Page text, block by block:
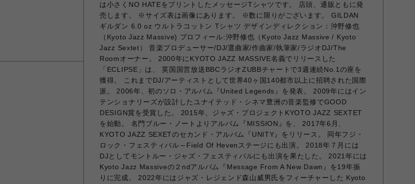
は小さくNO HATEをプリントしたメッセージTシャツです。 店頭、通販ともに発
売します。 ※サイズ表は画像にあります。 ※数に限りがございます。 GILDAN
ギルダン 6.0 oz ウルトラコットン Tシャツ デザインディレクション：沖野修也
（Kyoto Jazz Massive) プロフィール:沖野修也（Kyoto Jazz Massive / Kyoto
Jazz Sextet） 音楽プロデューサー/DJ/選曲家/作曲家/執筆家/ラジオDJ/The
Roomオーナー。 2000年にKYOTO JAZZ MASSIVE名義でリリースした
「ECLIPSE」は、 英国国営放送BBCラジオZUBBチャートで3週連続No.1の座を
獲得。 これまでDJ/アーティストとして世界40ヶ国140都市以上に招聘された国際
派。 2006年、初のソロ・アルバム『United Legends』を発表。 2009年にはイン
テンショナリーズが設計したユナイテッド・シネマ豊洲の音楽監修でGOOD
DESIGN賞を受賞した。 2015年、ジャズ・プロジェクトKYOTO JAZZ SEXTET
を始動。 名門ブルー・ノートよりアルバム『MISSION』を、 2017年6月、
KYOTO JAZZ SEXETのセカンド・アルバム『UNITY』をリリース。 同年フジ・
ロック・フェスティバル～Field Of Hevenステージにも出演。 2018年７月には
DJとしてモントルー・ジャズ・フェスティバルにも出演を果たした。 2021年には
Kyoto Jazz Massiveの２ndアルバム『Message From A New Dawn』を19年振
りに完成。 2022年にはジャズ・レジェンド森山威男氏をフィーチャーした Kyoto